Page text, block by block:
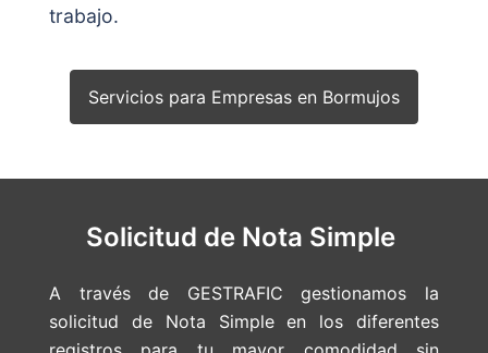
trabajo.
Servicios para Empresas en Bormujos
Solicitud de Nota Simple
A través de GESTRAFIC gestionamos la
solicitud de Nota Simple en los diferentes